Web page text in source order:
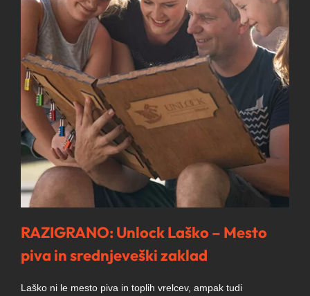
RAZIGRANO: Unlock Laško – Mesto
piva in srednjeveški zaklad
Laško ni le mesto piva in toplih vrelcev, ampak tudi